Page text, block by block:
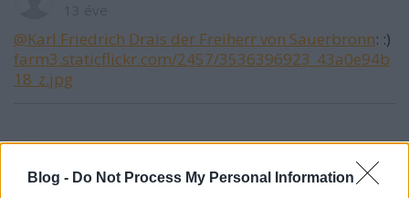
Blog - Do Not Process My Personal Information
@Karl Friedrich Drais der Freiherr von Sauerbronn: :)
farm3.staticflickr.com/2457/3536396923_43a0e94b
18_z.jpg
HaTaczy
13 éve